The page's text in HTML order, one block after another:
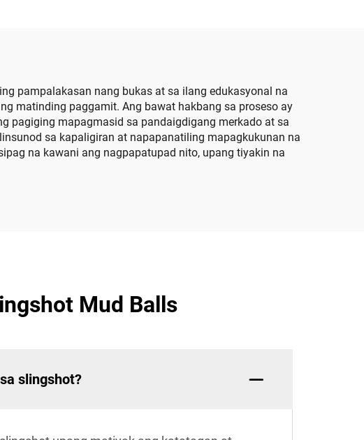
Cake
pampalakasan nang bukas at sa ilang edukasyonal na
matinding paggamit. Ang bawat hakbang sa proseso ay
pagiging mapagmasid sa pandaigdigang merkado at sa
sa kapaligiran at napapanatiling mapagkukunan na
na kawani ang nagpapatupad nito, upang tiyakin na
Mud Balls
slingshot?